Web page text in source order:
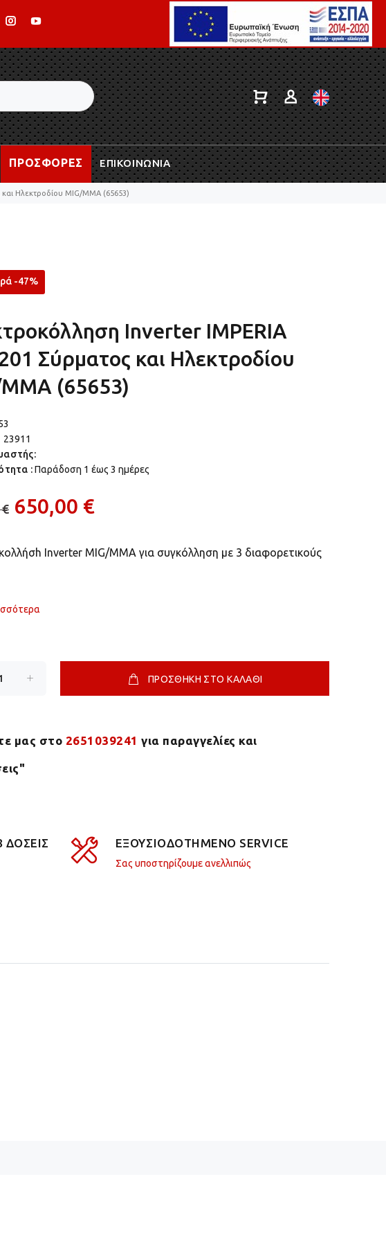
ΠΡΟΣΦΟΡΕΣ ΕΠΙΚΟΙΝΩΝΙΑ
Ηλεκτροδίου MIG/MMA (65653)
-47%
Inverter IMPERIA
Σύρματος και Ηλεκτροδίου
(65653)
23911
:Παράδoση 1 έως 3 ημέρες
€ 650,00 €
Inverter MIG/MMA για συγκόλληση με 3 διαφορετικούς
ΠΡΟΣΘΗΚΗ ΣΤΟ ΚΑΛΑΘΙ
μας στο 2651039241 για παραγγελίες και
ΕΞΟΥΣΙΟΔΟΤΗΜΕΝΟ SERVICE
Σας υποστηρίζουμε ανελλιπώς